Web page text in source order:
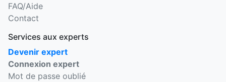
FAQ/Aide
Contact
Services aux experts
Devenir expert
Connexion expert
Mot de passe oublié